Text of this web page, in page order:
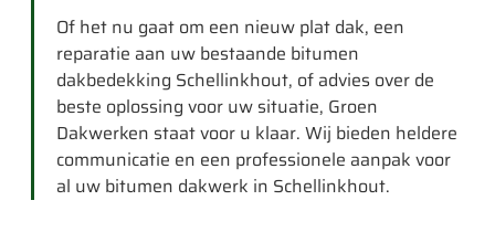
Of het nu gaat om een nieuw plat dak, een
reparatie aan uw bestaande bitumen
dakbedekking Schellinkhout, of advies over de
beste oplossing voor uw situatie, Groen
Dakwerken staat voor u klaar. Wij bieden heldere
communicatie en een professionele aanpak voor
al uw bitumen dakwerk in Schellinkhout.